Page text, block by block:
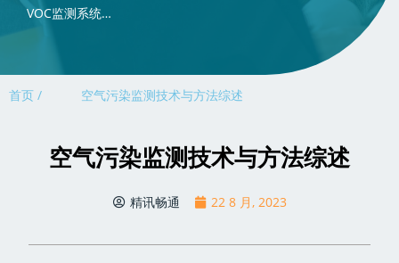
VOC监测系统…
首页 / 空气污染监测技术与方法综述
空气污染监测技术与方法综述
精讯畅通 22 8 月, 2023